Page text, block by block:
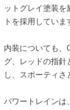
ットグレイ塗装を
トを採用していま
内装についても、
グ、レッドの指針
し、スポーティさ
パワートレインは